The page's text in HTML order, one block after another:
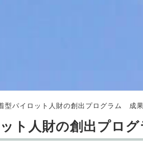
型パイロット人財の創出プログラム 成
ト人財の創出プロ